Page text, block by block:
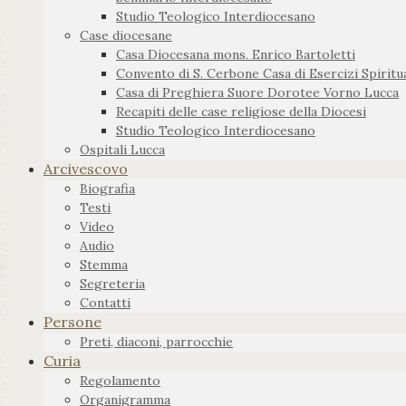
Studio Teologico Interdiocesano
Case diocesane
Casa Diocesana mons. Enrico Bartoletti
Convento di S. Cerbone Casa di Esercizi
Casa di Preghiera Suore Dorotee Vorno Lucca
Recapiti delle case religiose della Diocesi
Studio Teologico Interdiocesano
Ospitali Lucca
Arcivescovo
Biografia
Testi
Video
Audio
Stemma
Segreteria
Contatti
Persone
Preti, diaconi, parrocchie
Curia
Regolamento
Organigramma